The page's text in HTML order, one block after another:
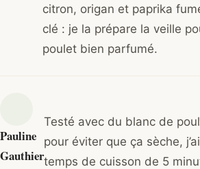
citron, origan et paprika
clé : je la prépare la veille
poulet bien parfumé.
Pauline
Gauthier
Testé avec du blanc de
pour éviter que ça sèche,
temps de cuisson de 5